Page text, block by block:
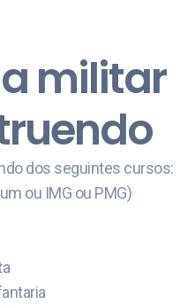
militar
dos seguintes cursos:
ou IMG ou PMG)